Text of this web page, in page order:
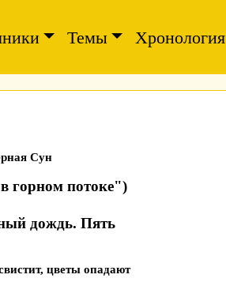
Темы Хронология
Сун
горном потоке")
дождь. Пять
цветы опадают